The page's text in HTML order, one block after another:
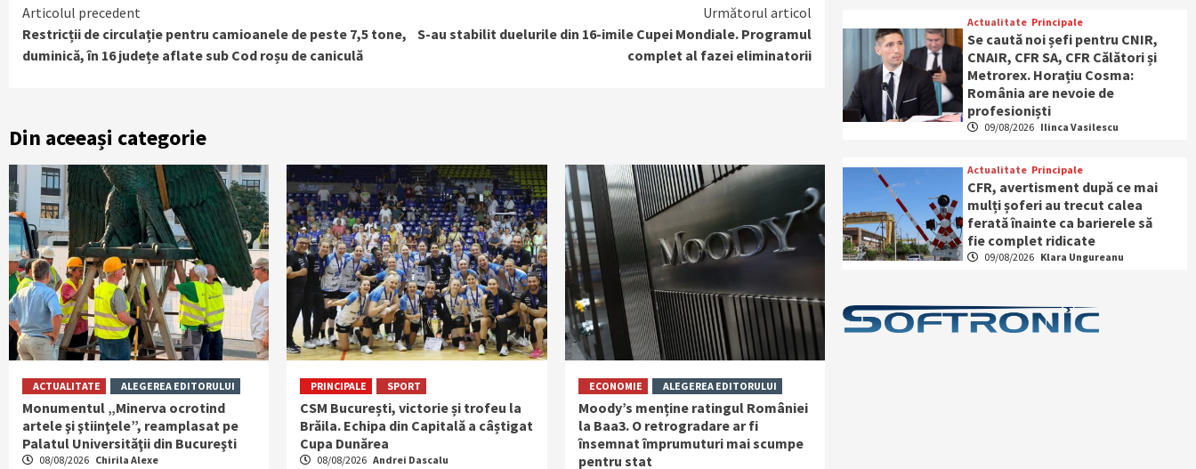
Continue
Reading
Articolul precedent
Restricții de circulație pentru camioanele de peste 7,5 tone,
duminică, în 16 județe aflate sub Cod roșu de caniculă
Următorul articol
S-au stabilit duelurile din 16-imile Cupei Mondiale. Programul
complet al fazei eliminatorii
Din aceeași categorie
ACTUALITATE ALEGEREA EDITORULUI
Monumentul „Minerva ocrotind
artele şi ştiinţele”, reamplasat pe
Palatul Universităţii din Bucureşti
08/08/2026 Chirila Alexe
PRINCIPALE SPORT
CSM București, victorie și trofeu la
Brăila. Echipa din Capitală a câștigat
Cupa Dunărea
08/08/2026 Andrei Dascalu
ECONOMIE ALEGEREA EDITORULUI
Moody’s menține ratingul României
la Baa3. O retrogradare ar fi
însemnat împrumuturi mai scumpe
pentru stat
Actualitate Principale
Se caută noi șefi pentru CNIR,
CNAIR, CFR SA, CFR Călători și
Metrorex. Horațiu Cosma:
România are nevoie de
profesioniști
09/08/2026 Ilinca Vasilescu
Actualitate Principale
CFR, avertisment după ce mai
mulți șoferi au trecut calea
ferată înainte ca barierele să
fie complet ridicate
09/08/2026 Klara Ungureanu